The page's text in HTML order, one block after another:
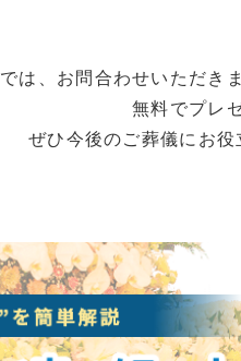
は、お問合わせいただき
無料でプレ
ぜひ今後のご葬儀にお役